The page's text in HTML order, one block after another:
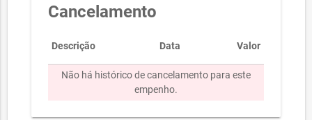
Cancelamento
Descrição Data Valor
Não há histórico de cancelamento para este
empenho.